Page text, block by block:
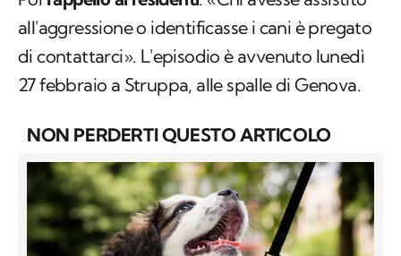
all'aggressione o identificasse i cani è pregato
di contattarci». L'episodio è avvenuto lunedì
27 febbraio a Struppa, alle spalle di Genova.
NON PERDERTI QUESTO ARTICOLO